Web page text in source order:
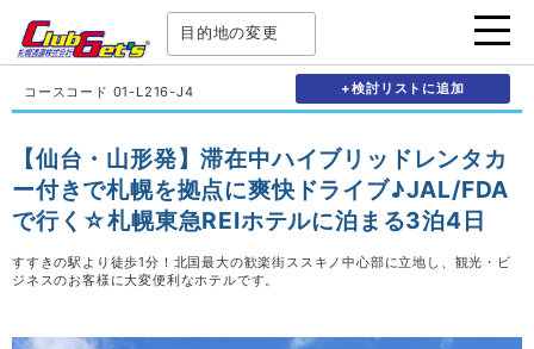
目的地の変更
コースコード 01-L216-J4 +検討リストに追加
【仙台・山形発】滞在中ハイブリッドレンタカ
ー付きで札幌を拠点に爽快ドライブ♪JAL/FDA
で行く☆札幌東急REIホテルに泊まる3泊4日
すすきの駅より徒歩1分！北国最大の歓楽街ススキノ中心部に立地し、観光・ビ
ジネスのお客様に大変便利なホテルです。